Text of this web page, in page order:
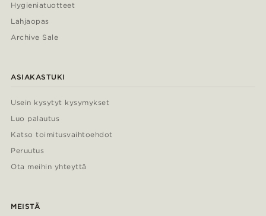
Hygieniatuotteet
Lahjaopas
Archive Sale
ASIAKASTUKI
Usein kysytyt kysymykset
Luo palautus
Katso toimitusvaihtoehdot
Peruutus
Ota meihin yhteyttä
MEISTÄ